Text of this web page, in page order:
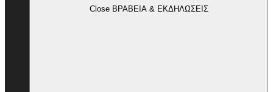
Close ΒΡΑΒΕΙΑ & ΕΚΔΗΛΩΣΕΙΣ